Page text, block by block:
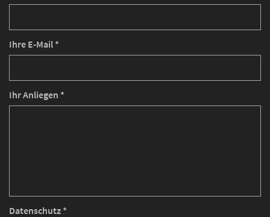
Ihre E-Mail *
Ihr Anliegen *
Datenschutz *